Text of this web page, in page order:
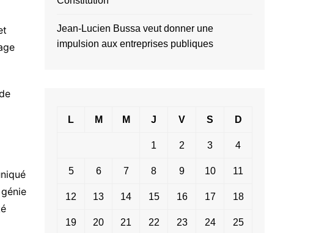
Jean-Lucien Bussa veut donner une
impulsion aux entreprises publiques
L M M J V S D
1 2 3 4
5 6 7 8 9 10 11
12 13 14 15 16 17 18
19 20 21 22 23 24 25